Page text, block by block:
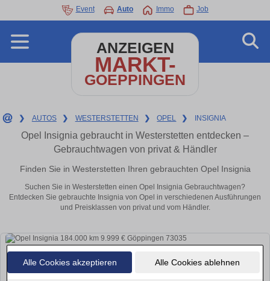
Alle Cookies akzeptieren Alle Cookies ablehnen
Event Auto Immo Job
ANZEIGEN
MARKT-
GOEPPINGEN
❯ AUTOS ❯ WESTERSTETTEN ❯ OPEL ❯ INSIGNIA
Opel Insignia gebraucht in Westerstetten entdecken –
Gebrauchtwagen von privat & Händler
Finden Sie in Westerstetten Ihren gebrauchten Opel Insignia
Suchen Sie in Westerstetten einen Opel Insignia Gebrauchtwagen?
Entdecken Sie gebrauchte Insignia von Opel in verschiedenen Ausführungen
und Preisklassen von privat und vom Händler.